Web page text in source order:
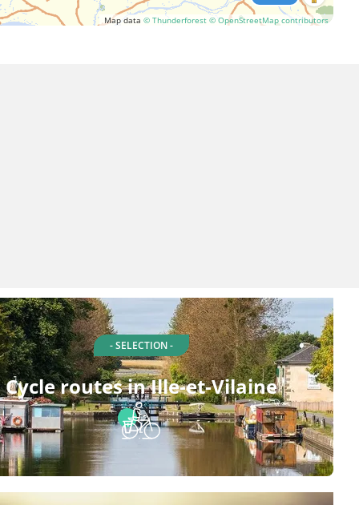
Map data © Thunderforest © OpenStreetMap contributors
- SELECTION -
Cycle routes in Ille-et-Vilaine